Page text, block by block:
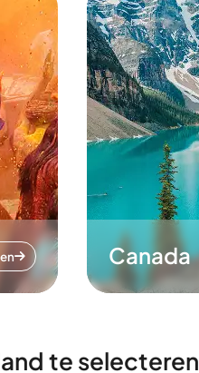
Canada
te selecteren